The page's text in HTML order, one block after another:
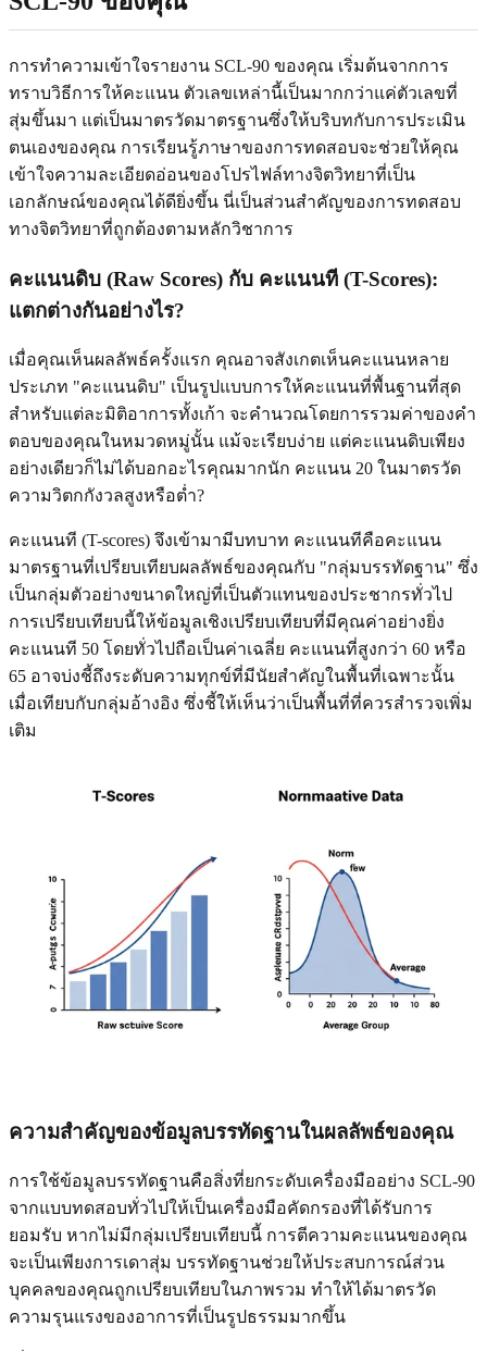
การทำความเข้าใจรายงาน SCL-90 ของคุณ เริ่มต้นจากการ
ทราบวิธีการให้คะแนน ตัวเลขเหล่านี้เป็นมากกว่าแค่ตัวเลขที่
สุ่มขึ้นมา แต่เป็นมาตรวัดมาตรฐานซึ่งให้บริบทกับการประเมิน
ตนเองของคุณ การเรียนรู้ภาษาของการทดสอบจะช่วยให้คุณ
เข้าใจความละเอียดอ่อนของโปรไฟล์ทางจิตวิทยาที่เป็น
เอกลักษณ์ของคุณได้ดียิ่งขึ้น นี่เป็นส่วนสำคัญของการทดสอบ
ทางจิตวิทยาที่ถูกต้องตามหลักวิชาการ
คะแนนดิบ (Raw Scores) กับ คะแนนที (T-Scores):
แตกต่างกันอย่างไร?
เมื่อคุณเห็นผลลัพธ์ครั้งแรก คุณอาจสังเกตเห็นคะแนนหลาย
ประเภท "คะแนนดิบ" เป็นรูปแบบการให้คะแนนที่พื้นฐานที่สุด
สำหรับแต่ละมิติอาการทั้งเก้า จะคำนวณโดยการรวมค่าของคำ
ตอบของคุณในหมวดหมู่นั้น แม้จะเรียบง่าย แต่คะแนนดิบเพียง
อย่างเดียวก็ไม่ได้บอกอะไรคุณมากนัก คะแนน 20 ในมาตรวัด
ความวิตกกังวลสูงหรือต่ำ?
คะแนนที (T-scores) จึงเข้ามามีบทบาท คะแนนทีคือคะแนน
มาตรฐานที่เปรียบเทียบผลลัพธ์ของคุณกับ "กลุ่มบรรทัดฐาน" ซึ่ง
เป็นกลุ่มตัวอย่างขนาดใหญ่ที่เป็นตัวแทนของประชากรทั่วไป
การเปรียบเทียบนี้ให้ข้อมูลเชิงเปรียบเทียบที่มีคุณค่าอย่างยิ่ง
คะแนนที 50 โดยทั่วไปถือเป็นค่าเฉลี่ย คะแนนที่สูงกว่า 60 หรือ
65 อาจบ่งชี้ถึงระดับความทุกข์ที่มีนัยสำคัญในพื้นที่เฉพาะนั้น
เมื่อเทียบกับกลุ่มอ้างอิง ซึ่งชี้ให้เห็นว่าเป็นพื้นที่ที่ควรสำรวจเพิ่ม
เติม
ความสำคัญของข้อมูลบรรทัดฐานในผลลัพธ์ของคุณ
การใช้ข้อมูลบรรทัดฐานคือสิ่งที่ยกระดับเครื่องมืออย่าง SCL-90
จากแบบทดสอบทั่วไปให้เป็นเครื่องมือคัดกรองที่ได้รับการ
ยอมรับ หากไม่มีกลุ่มเปรียบเทียบนี้ การตีความคะแนนของคุณ
จะเป็นเพียงการเดาสุ่ม บรรทัดฐานช่วยให้ประสบการณ์ส่วน
บุคคลของคุณถูกเปรียบเทียบในภาพรวม ทำให้ได้มาตรวัด
ความรุนแรงของอาการที่เป็นรูปธรรมมากขึ้น